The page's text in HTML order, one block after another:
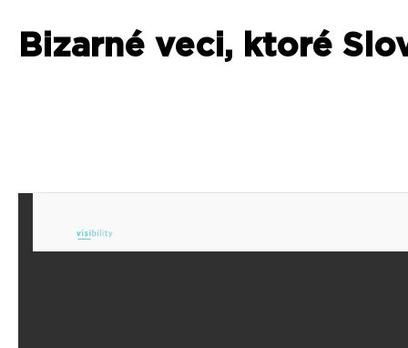
Bizarné veci, ktoré